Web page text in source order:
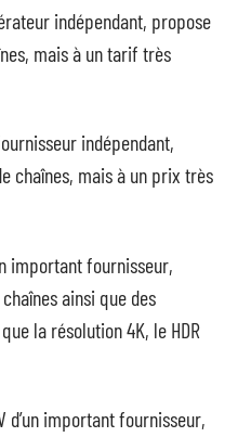
indépendant, propose
mais à un tarif très
indépendant,
chaînes, mais à un prix très
important fournisseur,
ainsi que des
la résolution 4K, le HDR
d’un important fournisseur,